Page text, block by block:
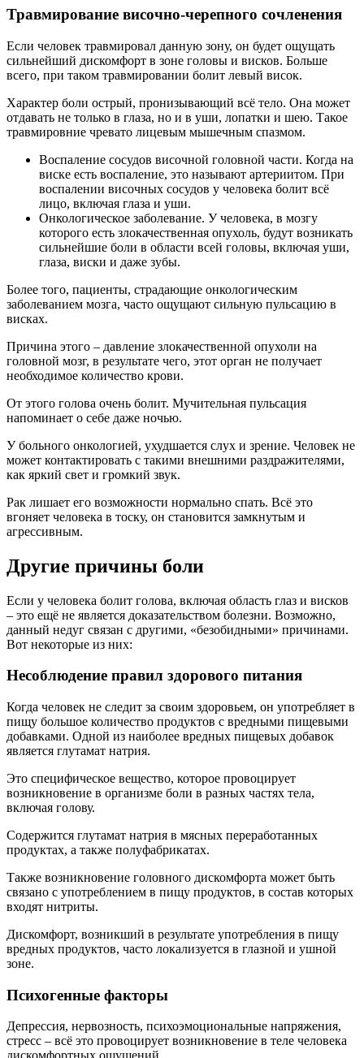
Травмирование височно-черепного сочленения
Если человек травмировал данную зону, он будет ощущать
сильнейший дискомфорт в зоне головы и висков. Больше
всего, при таком травмировании болит левый висок.
Характер боли острый, пронизывающий всё тело. Она может
отдавать не только в глаза, но и в уши, лопатки и шею. Такое
травмировние чревато лицевым мышечным спазмом.
Воспаление сосудов височной головной части. Когда на
виске есть воспаление, это называют артериитом. При
воспалении височных сосудов у человека болит всё
лицо, включая глаза и уши.
Онкологическое заболевание. У человека, в мозгу
которого есть злокачественная опухоль, будут возникать
сильнейшие боли в области всей головы, включая уши,
глаза, виски и даже зубы.
Более того, пациенты, страдающие онкологическим
заболеванием мозга, часто ощущают сильную пульсацию в
висках.
Причина этого – давление злокачественной опухоли на
головной мозг, в результате чего, этот орган не получает
необходимое количество крови.
От этого голова очень болит. Мучительная пульсация
напоминает о себе даже ночью.
У больного онкологией, ухудшается слух и зрение. Человек не
может контактировать с такими внешними раздражителями,
как яркий свет и громкий звук.
Рак лишает его возможности нормально спать. Всё это
вгоняет человека в тоску, он становится замкнутым и
агрессивным.
Другие причины боли
Если у человека болит голова, включая область глаз и висков
– это ещё не является доказательством болезни. Возможно,
данный недуг связан с другими, «безобидными» причинами.
Вот некоторые из них:
Несоблюдение правил здорового питания
Когда человек не следит за своим здоровьем, он употребляет в
пищу большое количество продуктов с вредными пищевыми
добавками. Одной из наиболее вредных пищевых добавок
является глутамат натрия.
Это специфическое вещество, которое провоцирует
возникновение в организме боли в разных частях тела,
включая голову.
Содержится глутамат натрия в мясных переработанных
продуктах, а также полуфабрикатах.
Также возникновение головного дискомфорта может быть
связано с употреблением в пищу продуктов, в состав которых
входят нитриты.
Дискомфорт, возникший в результате употребления в пищу
вредных продуктов, часто локализуется в глазной и ушной
зоне.
Психогенные факторы
Депрессия, нервозность, психоэмоциональные напряжения,
стресс – всё это провоцирует возникновение в теле человека